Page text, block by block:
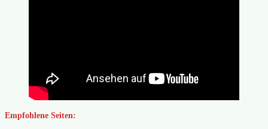
Empfohlene Seiten: